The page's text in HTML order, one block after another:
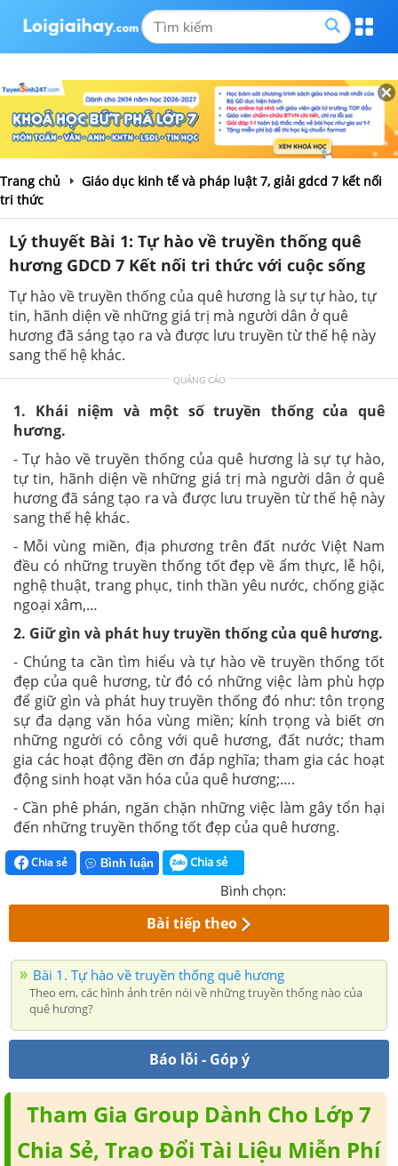
Trang chủ
Giáo dục kinh tế và pháp luật 7, giải gdcd 7 kết nối
tri thức
Lý thuyết Bài 1: Tự hào về truyền thống quê
hương GDCD 7 Kết nối tri thức với cuộc sống
Tự hào về truyền thống của quê hương là sự tự hào, tự
tin, hãnh diện về những giá trị mà người dân ở quê
hương đã sáng tạo ra và được lưu truyền từ thế hệ này
sang thế hệ khác.
QUẢNG CÁO
1. Khái niệm và một số truyền thống của quê
hương.
- Tự hào về truyền thống của quê hương là sự tự hào,
tự tin, hãnh diện về những giá trị mà người dân ở quê
hương đã sáng tạo ra và được lưu truyền từ thế hệ này
sang thế hệ khác.
- Mỗi vùng miền, địa phương trên đất nước Việt Nam
đều có những truyền thống tốt đẹp về ẩm thực, lễ hội,
nghệ thuật, trang phục, tinh thần yêu nước, chống giặc
ngoại xâm,…
2. Giữ gìn và phát huy truyền thống của quê hương.
- Chúng ta cần tìm hiểu và tự hào về truyền thống tốt
đẹp của quê hương, từ đó có những việc làm phù hợp
để giữ gìn và phát huy truyền thống đó như: tôn trọng
sự đa dạng văn hóa vùng miền; kính trọng và biết ơn
những người có công với quê hương, đất nước; tham
gia các hoạt động đền ơn đáp nghĩa; tham gia các hoạt
động sinh hoạt văn hóa của quê hương;….
- Cần phê phán, ngăn chặn những việc làm gây tổn hại
đến những truyền thống tốt đẹp của quê hương.
Chia sẻ Bình luận Chia sẻ
Bình chọn:
Bài tiếp theo
Bài 1. Tự hào về truyền thống quê hương
Theo em, các hình ảnh trên nói về những truyền thống nào của
quê hương?
Báo lỗi - Góp ý
Tham Gia Group Dành Cho Lớp 7
Chia Sẻ, Trao Đổi Tài Liệu Miễn Phí